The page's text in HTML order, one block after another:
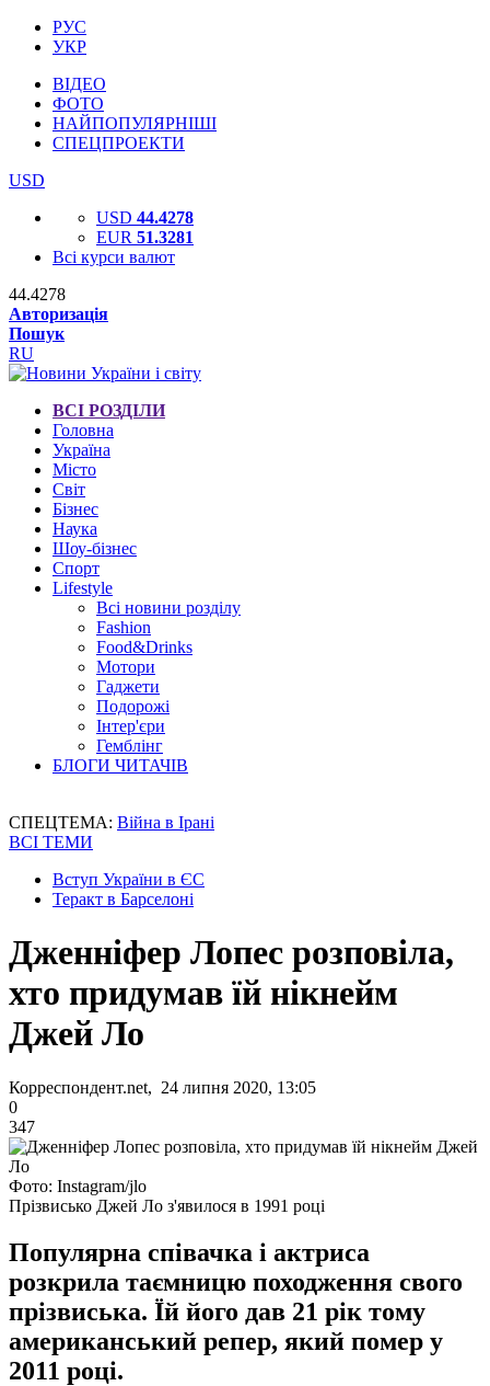
РУС
УКР
ВІДЕО
ФОТО
НАЙПОПУЛЯРНІШІ
СПЕЦПРОЕКТИ
USD
USD 44.4278
EUR 51.3281
Всі курси валют
44.4278
Авторизація
Пошук
RU
ВСІ РОЗДІЛИ
Головна
Україна
Місто
Світ
Бізнес
Наука
Шоу-бізнес
Спорт
Lifestyle
Всі новини розділу
Fashion
Food&Drinks
Мотори
Гаджети
Подорожі
Інтер'єри
Гемблінг
БЛОГИ ЧИТАЧІВ
СПЕЦТЕМА: Війна в Ірані
ВСІ ТЕМИ
Вступ України в ЄС
Теракт в Барселоні
Дженніфер Лопес розповіла,
хто придумав їй нікнейм
Джей Ло
Корреспондент.net, 24 липня 2020, 13:05
0
347
Фото: Instagram/jlo
Прізвисько Джей Ло з'явилося в 1991 році
Популярна співачка і актриса
розкрила таємницю походження свого
прізвиська. Їй його дав 21 рік тому
американський репер, який помер у
2011 році.